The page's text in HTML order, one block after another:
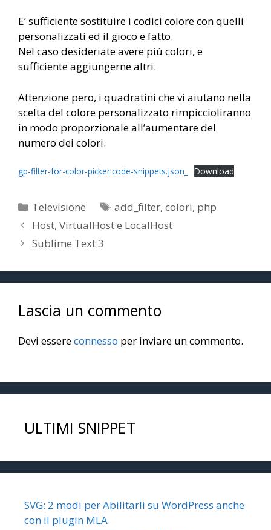
E’ sufficiente sostituire i codici colore con quelli
personalizzati ed il gioco e fatto.
Nel caso desideriate avere più colori, e
sufficiente aggiungerne altri.
Attenzione pero, i quadratini che vi aiutano nella
scelta del colore personalizzato rimpiccioliranno
in modo proporzionale all’aumentare del
numero dei colori.
gp-filter-for-color-picker.code-snippets.json_ Download
Categorie
Televisione Tag
add_filter,colori, php
Host, VirtualHost e LocalHost
Sublime Text 3
Lascia un commento
Devi essereconnesso per inviare un commento.
ULTIMI SNIPPET
SVG: 2 modi per Abilitarli su WordPress anche
con il plugin MLA